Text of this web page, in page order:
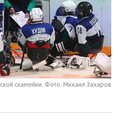
скамейки. Фото: Михаил Захаров